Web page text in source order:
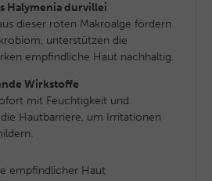
Halymenia durvillei
dieser roten Makroalge fördern
unterstützen die
empfindliche Haut nachhaltig.
Wirkstoffe
mit Feuchtigkeit und
Hautbarriere, um Irritationen
empfindlicher Haut